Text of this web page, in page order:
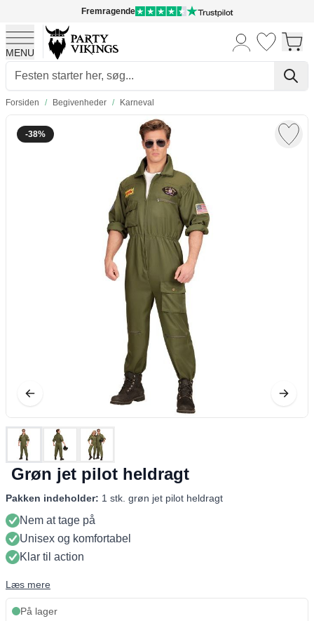
Fremragende
MENU
Skip to Content
Forsiden / Begivenheder / Karneval
-38%
Grøn jet pilot heldragt
Pakken indeholder: 1 stk. grøn jet pilot heldragt
Nem at tage på
Unisex og komfortabel
Klar til action
Læs mere
På lager